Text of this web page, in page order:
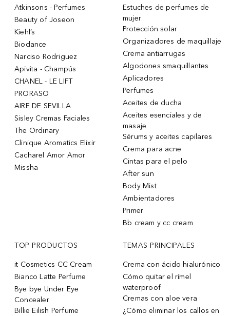
Atkinsons - Perfumes
Beauty of Joseon
Kiehl’s
Biodance
Narciso Rodriguez
Apivita - Champús
CHANEL - LE LIFT
PRORASO
AIRE DE SEVILLA
Sisley Cremas Faciales
The Ordinary
Clinique Aromatics Elixir
Cacharel Amor Amor
Missha
Estuches de perfumes de
mujer
Protección solar
Organizadores de maquillaje
Crema antiarrugas
Algodones smaquillantes
Aplicadores
Perfumes
Aceites de ducha
Aceites esenciales y de
masaje
Sérums y aceites capilares
Crema para acne
Cintas para el pelo
After sun
Body Mist
Ambientadores
Primer
Bb cream y cc cream
TOP PRODUCTOS
it Cosmetics CC Cream
Bianco Latte Perfume
Bye bye Under Eye
Concealer
Billie Eilish Perfume
TEMAS PRINCIPALES
Crema con ácido hialurónico
Cómo quitar el rímel
waterproof
Cremas con aloe vera
¿Cómo eliminar los callos en